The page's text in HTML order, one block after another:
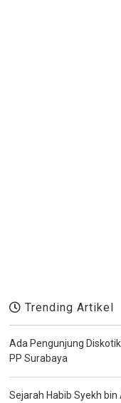
Trending Artikel
Ada Pengunjung
PP Surabaya
Sejarah Habib Syekh